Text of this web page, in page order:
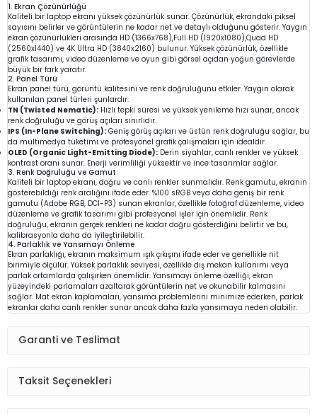
1. Ekran Çözünürlüğü
Kaliteli bir laptop ekranı yüksek çözünürlük sunar. Çözünürlük, ekrandaki piksel
sayısını belirler ve görüntülerin ne kadar net ve detaylı olduğunu gösterir. Yaygın
ekran çözünürlükleri arasında HD (1366x768),Full HD (1920x1080),Quad HD
(2560x1440) ve 4K Ultra HD (3840x2160) bulunur. Yüksek çözünürlük, özellikle
grafik tasarımı, video düzenleme ve oyun gibi görsel açıdan yoğun görevlerde
büyük bir fark yaratır.
2. Panel Türü
Ekran panel türü, görüntü kalitesini ve renk doğruluğunu etkiler. Yaygın olarak
kullanılan panel türleri şunlardır:
TN (Twisted Nematic): Hızlı tepki süresi ve yüksek yenileme hızı sunar, ancak
renk doğruluğu ve görüş açıları sınırlıdır.
IPS (In-Plane Switching): Geniş görüş açıları ve üstün renk doğruluğu sağlar, bu
da multimedya tüketimi ve profesyonel grafik çalışmaları için idealdir.
OLED (Organic Light-Emitting Diode): Derin siyahlar, canlı renkler ve yüksek
kontrast oranı sunar. Enerji verimliliği yüksektir ve ince tasarımlar sağlar.
3. Renk Doğruluğu ve Gamut
Kaliteli bir laptop ekranı, doğru ve canlı renkler sunmalıdır. Renk gamutu, ekranın
gösterebildiği renk aralığını ifade eder. %100 sRGB veya daha geniş bir renk
gamutu (Adobe RGB, DCI-P3) sunan ekranlar, özellikle fotoğraf düzenleme, video
düzenleme ve grafik tasarımı gibi profesyonel işler için önemlidir. Renk
doğruluğu, ekranın gerçek renkleri ne kadar doğru gösterdiğini belirtir ve bu,
kalibrasyonla daha da iyileştirilebilir.
4. Parlaklık ve Yansımayı Önleme
Ekran parlaklığı, ekranın maksimum ışık çıkışını ifade eder ve genellikle nit
birimiyle ölçülür. Yüksek parlaklık seviyesi, özellikle dış mekan kullanımı veya
parlak ortamlarda çalışırken önemlidir. Yansımayı önleme özelliği, ekran
yüzeyindeki parlamaları azaltarak görüntülerin net ve okunabilir kalmasını
sağlar. Mat ekran kaplamaları, yansıma problemlerini minimize ederken, parlak
ekranlar daha canlı renkler sunar ancak daha fazla yansımaya neden olabilir.
Garanti ve Teslimat
Taksit Seçenekleri